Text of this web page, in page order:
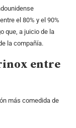
el 80% y el 90%
que, a juicio de la
la compañía.
entre
más comedida de